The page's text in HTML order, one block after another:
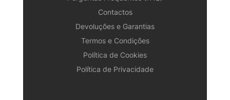
Contactos
Devoluções e Garantias
Termos e Condições
Política de Cookies
Política de Privacidade